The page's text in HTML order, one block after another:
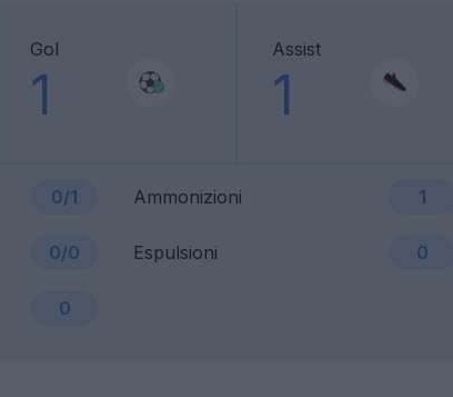
Gol
1
Assist
1
0/1 Ammonizioni 1
0/0 Espulsioni 0
0